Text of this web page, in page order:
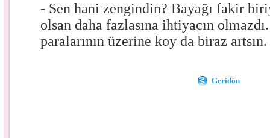
- Sen hani zengindin? Bayağı fakir
olsan daha fazlasına ihtiyacın
paralarının üzerine koy da biraz artsın.
Geridön